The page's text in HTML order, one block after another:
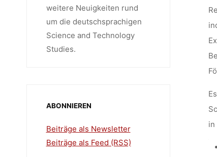
in
weitere Neuigkeiten rund
um die deutschsprachigen
Science and Technology
Studies.
ABONNIEREN
Beiträge als Newsletter
Beiträge als Feed (RSS)